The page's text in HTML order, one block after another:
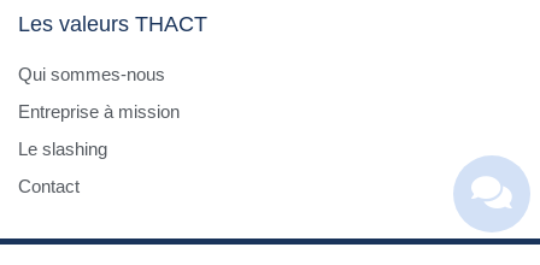
Les valeurs THACT
Qui sommes-nous
Entreprise à mission
Le slashing
Contact